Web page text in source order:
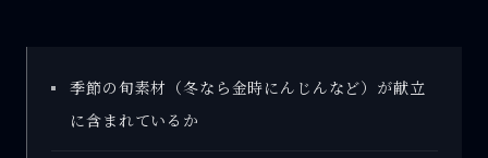
季節の旬素材（冬なら金時にんじんなど）が献立
に含まれているか